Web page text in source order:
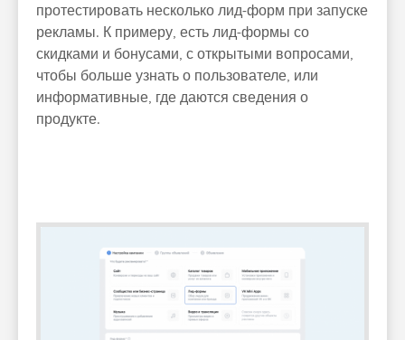
протестировать несколько лид-форм при запуске
рекламы. К примеру, есть лид-формы со
скидками и бонусами, с открытыми вопросами,
чтобы больше узнать о пользователе, или
информативные, где даются сведения о
продукте.